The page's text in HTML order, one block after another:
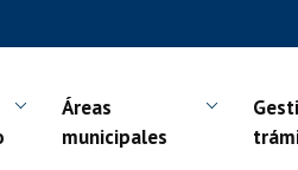
Áreas
municipales